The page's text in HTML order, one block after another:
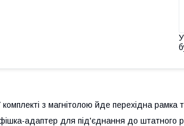
комплекті з магнітолою йде перехідна рамка
адаптер для під'єднання до штатного